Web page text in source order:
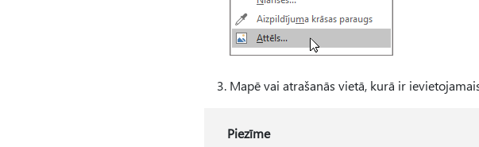
Mapē vai atrašanās vietā, kurā ir
Piezīme